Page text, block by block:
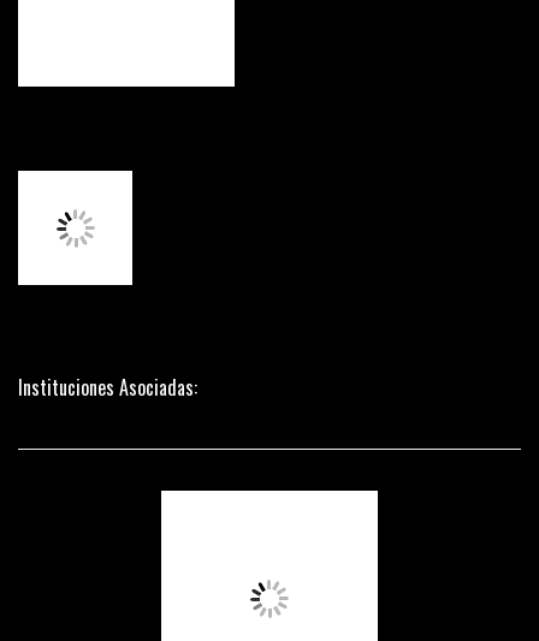
Instituciones Asociadas: